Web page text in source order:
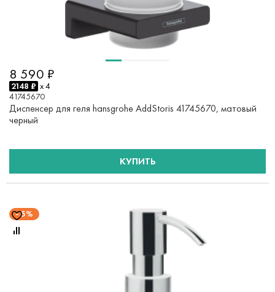
8 590 ₽
2148 ₽ x 4
41745670
Диспенсер для геля hansgrohe AddStoris 41745670, матовый
черный
КУПИТЬ
5%